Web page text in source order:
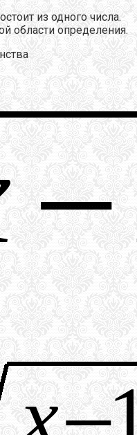
из одного числа.
области определения.